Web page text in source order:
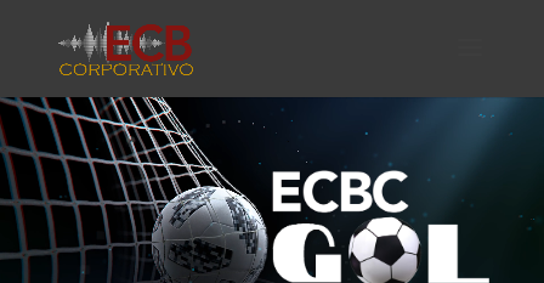
Reproductor
de
vídeo